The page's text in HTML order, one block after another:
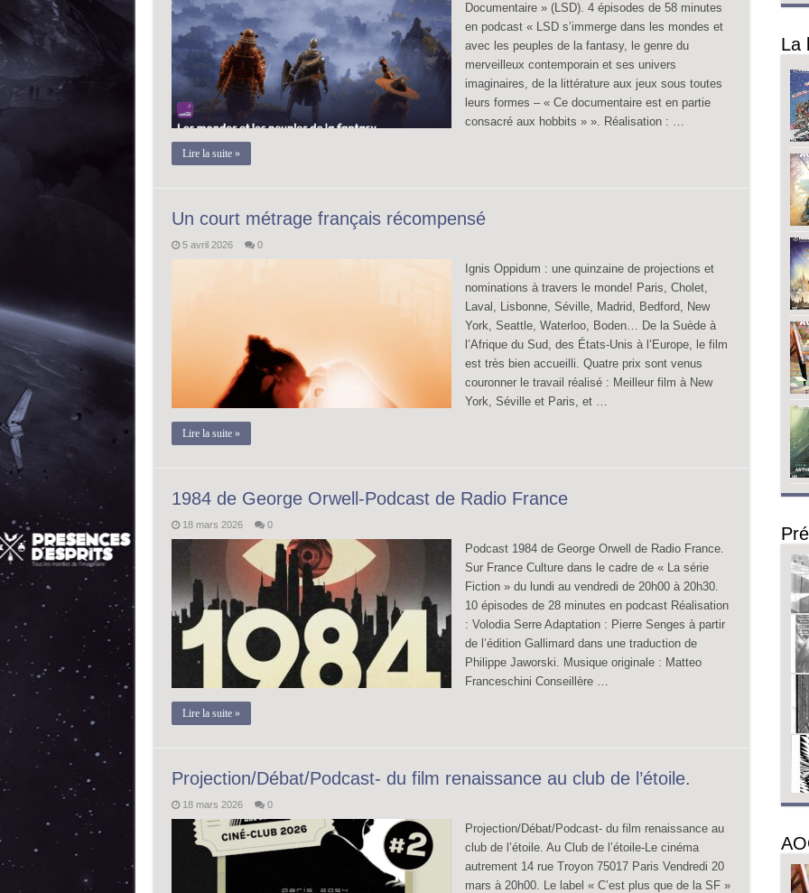
Documentaire » (LSD). 4 épisodes de 58 minutes
en podcast « LSD s’immerge dans les mondes et
avec les peuples de la fantasy, le genre du
merveilleux contemporain et ses univers
imaginaires, de la littérature aux jeux sous toutes
leurs formes – « Ce documentaire est en partie
consacré aux hobbits » ». Réalisation : …
Lire la suite »
Un court métrage français récompensé
5 avril 2026 0
Ignis Oppidum : une quinzaine de projections et
nominations à travers le monde! Paris, Cholet,
Laval, Lisbonne, Séville, Madrid, Bedford, New
York, Seattle, Waterloo, Boden… De la Suède à
l’Afrique du Sud, des États-Unis à l’Europe, le film
est très bien accueilli. Quatre prix sont venus
couronner le travail réalisé : Meilleur film à New
York, Séville et Paris, et …
Lire la suite »
1984 de George Orwell-Podcast de Radio France
18 mars 2026 0
Podcast 1984 de George Orwell de Radio France.
Sur France Culture dans le cadre de « La série
Fiction » du lundi au vendredi de 20h00 à 20h30.
10 épisodes de 28 minutes en podcast Réalisation
: Volodia Serre Adaptation : Pierre Senges à partir
de l’édition Gallimard dans une traduction de
Philippe Jaworski. Musique originale : Matteo
Franceschini Conseillère …
Lire la suite »
Projection/Débat/Podcast- du film renaissance au club de l’étoile.
18 mars 2026 0
Projection/Débat/Podcast- du film renaissance au
club de l’étoile. Au Club de l’étoile-Le cinéma
autrement 14 rue Troyon 75017 Paris Vendredi 20
mars à 20h00. Le label « C’est plus que de la SF »
La